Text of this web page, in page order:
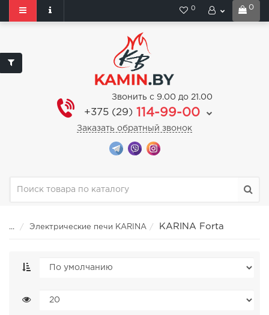
0
0
Звонить с 9.00 до 21.00
+375 (29) 114-99-00
Заказать обратный звонок
... Электрические печи KARINA KARINA Forta